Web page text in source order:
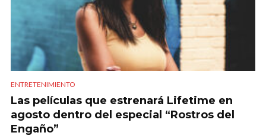
ENTRETENIMIENTO
Las películas que estrenará Lifetime en
agosto dentro del especial “Rostros del
Engaño”